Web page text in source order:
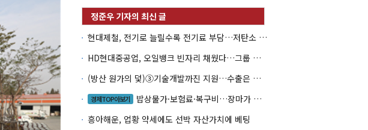
현대제철, 전기로 늘릴수록 전기료 부담…저탄소 전환의 역설
HD현대중공업, 오일뱅크 빈자리 채웠다…그룹 배당 핵심축 부상
(방산 원가의 덫)③기술개발까진 지원…수출은 각자도생
경제TOP아보기
밥상물가·보험료·복구비…장마가 내미는 청구서
흥아해운, 업황 약세에도 선박 자산가치에 베팅